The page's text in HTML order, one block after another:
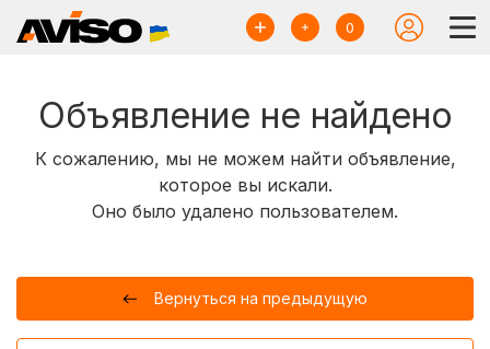
0
Объявление не найдено
К сожалению, мы не можем найти объявление,
которое вы искали.
Оно было удалено пользователем.
Вернуться на предыдущую